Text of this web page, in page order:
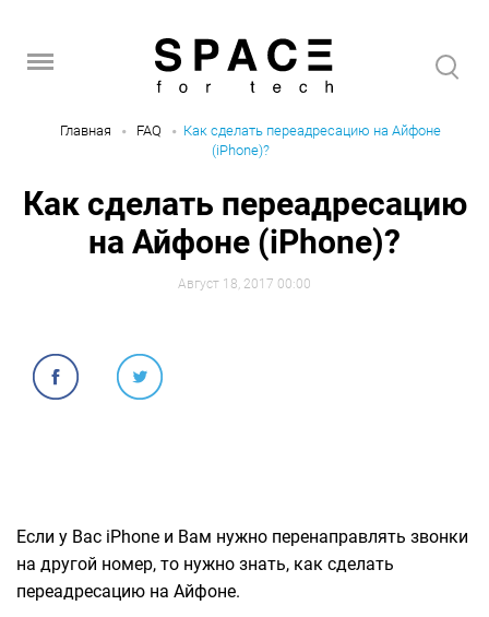
Главная FAQ
Как сделать переадресацию на Айфоне
(iPhone)?
Как сделать переадресацию
на Айфоне (iPhone)?
Август 18, 2017 00:00
Если у Вас iPhone и Вам нужно перенаправлять звонки
на другой номер, то нужно знать, как сделать
переадресацию на Айфоне.